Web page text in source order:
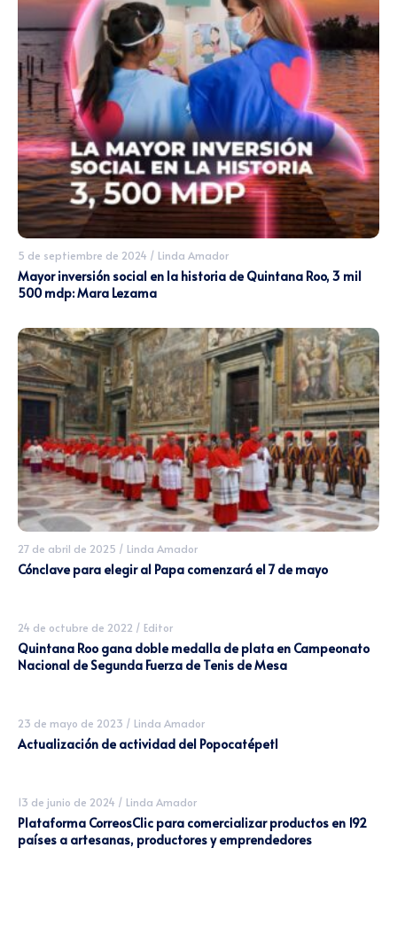
5 de septiembre de 2024 / Linda Amador
Mayor inversión social en la historia de Quintana Roo, 3 mil
500 mdp: Mara Lezama
27 de abril de 2025 / Linda Amador
Cónclave para elegir al Papa comenzará el 7 de mayo
24 de octubre de 2022 / Editor
Quintana Roo gana doble medalla de plata en Campeonato
Nacional de Segunda Fuerza de Tenis de Mesa
23 de mayo de 2023 / Linda Amador
Actualización de actividad del Popocatépetl
13 de junio de 2024 / Linda Amador
Plataforma CorreosClic para comercializar productos en 192
países a artesanas, productores y emprendedores